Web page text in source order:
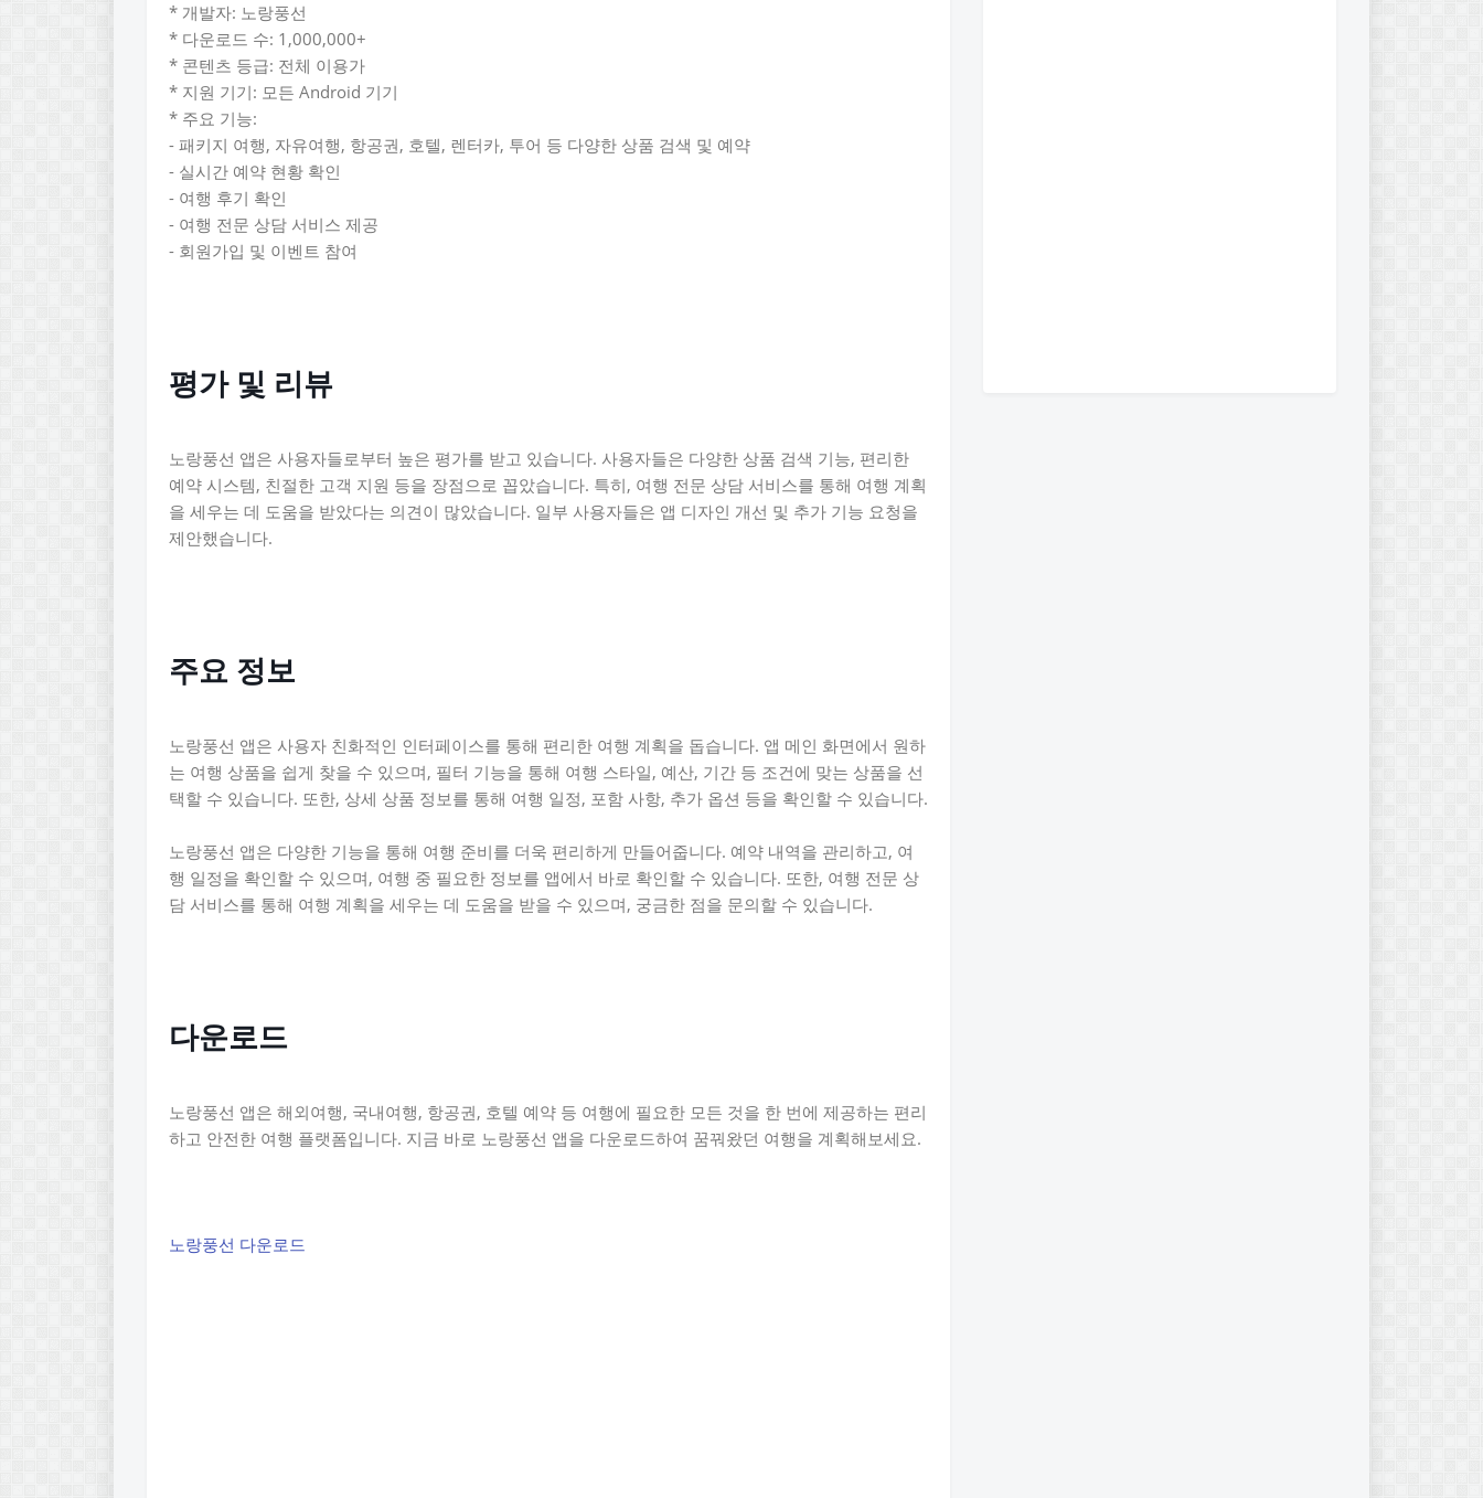
* 개발자: 노랑풍선
* 다운로드 수: 1,000,000+
* 콘텐츠 등급: 전체 이용가
* 지원 기기: 모든 Android 기기
* 주요 기능:
- 패키지 여행, 자유여행, 항공권, 호텔, 렌터카, 투어 등 다양한 상품 검색 및 예약
- 실시간 예약 현황 확인
- 여행 후기 확인
- 여행 전문 상담 서비스 제공
- 회원가입 및 이벤트 참여
평가 및 리뷰
노랑풍선 앱은 사용자들로부터 높은 평가를 받고 있습니다. 사용자들은 다양한 상품 검색 기능, 편리한
예약 시스템, 친절한 고객 지원 등을 장점으로 꼽았습니다. 특히, 여행 전문 상담 서비스를 통해 여행 계획
을 세우는 데 도움을 받았다는 의견이 많았습니다. 일부 사용자들은 앱 디자인 개선 및 추가 기능 요청을
제안했습니다.
주요 정보
노랑풍선 앱은 사용자 친화적인 인터페이스를 통해 편리한 여행 계획을 돕습니다. 앱 메인 화면에서 원하
는 여행 상품을 쉽게 찾을 수 있으며, 필터 기능을 통해 여행 스타일, 예산, 기간 등 조건에 맞는 상품을 선
택할 수 있습니다. 또한, 상세 상품 정보를 통해 여행 일정, 포함 사항, 추가 옵션 등을 확인할 수 있습니다.
노랑풍선 앱은 다양한 기능을 통해 여행 준비를 더욱 편리하게 만들어줍니다. 예약 내역을 관리하고, 여
행 일정을 확인할 수 있으며, 여행 중 필요한 정보를 앱에서 바로 확인할 수 있습니다. 또한, 여행 전문 상
담 서비스를 통해 여행 계획을 세우는 데 도움을 받을 수 있으며, 궁금한 점을 문의할 수 있습니다.
다운로드
노랑풍선 앱은 해외여행, 국내여행, 항공권, 호텔 예약 등 여행에 필요한 모든 것을 한 번에 제공하는 편리
하고 안전한 여행 플랫폼입니다. 지금 바로 노랑풍선 앱을 다운로드하여 꿈꿔왔던 여행을 계획해보세요.
노랑풍선 다운로드